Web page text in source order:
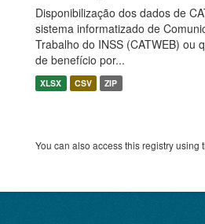
Disponibilização dos dados de
sistema informatizado de
Trabalho do INSS (CATWEB) ou
de benefício por...
XLSX CSV ZIP
You can also access this registry using